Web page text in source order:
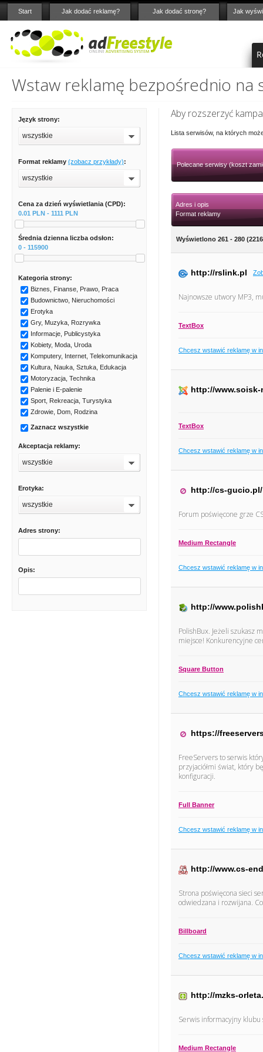
Start Jak dodać reklamę? Jak dodać stronę? Jak
Wstaw reklamę bezpośrednio na
Język strony:
wszystkie
Format reklamy (zobacz przykłady):
wszystkie
Cena za dzień wyświetlania (CPD):
0.01 PLN - 1111 PLN
Średnia dzienna liczba odsłon:
0 - 115900
Kategoria strony:
Biznes, Finanse, Prawo, Praca
Budownictwo, Nieruchomości
Erotyka
Gry, Muzyka, Rozrywka
Informacje, Publicystyka
Kobiety, Moda, Uroda
Komputery, Internet, Telekomunikacja
Kultura, Nauka, Sztuka, Edukacja
Motoryzacja, Technika
Palenie i E-palenie
Sport, Rekreacja, Turystyka
Zdrowie, Dom, Rodzina
Zaznacz wszystkie
Akceptacja reklamy:
wszystkie
Erotyka:
wszystkie
Adres strony:
Opis:
Aby rozszerzyć
Lista serwisów, na których
Polecane serwisy (koszt
Adres i opis
Format reklamy
Wyświetlono 261 - 280
http://rslink.pl
Najnowsze utwory MP3,
TextBox
Chcesz wstawić reklamę w
http://www.soisk-
TextBox
Chcesz wstawić reklamę w
http://cs-gucio.pl/
Forum poświęcone grze
Medium Rectangle
Chcesz wstawić reklamę w
http://
PolishBux. Jeżeli szukasz
miejsce! Konkurencyjne
Square Button
Chcesz wstawić reklamę w
https://
FreeServers to serwis
przyjaciółmi świat, który
konfiguracji.
Full Banner
Chcesz wstawić reklamę w
http://www.cs-
Strona poświęcona sieci
odwiedzana i rozwijana.
Billboard
Chcesz wstawić reklamę w
http://mzks-
Serwis informacyjny klubu
Medium Rectangle